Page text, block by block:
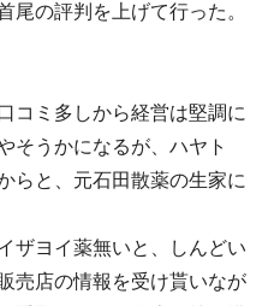
尾の評判を上げて行った。
コミ多しから経営は堅調に
そうかになるが、ハヤト
らと、元石田散薬の生家に
ザヨイ薬無いと、しんどい
売店の情報を受け貰いなが